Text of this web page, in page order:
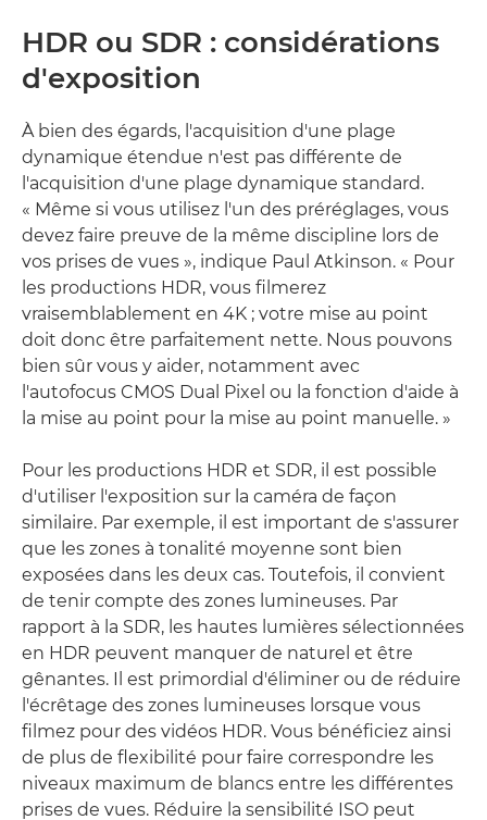
HDR ou SDR : considérations
d'exposition
À bien des égards, l'acquisition d'une plage
dynamique étendue n'est pas différente de
l'acquisition d'une plage dynamique standard.
« Même si vous utilisez l'un des préréglages, vous
devez faire preuve de la même discipline lors de
vos prises de vues », indique Paul Atkinson. « Pour
les productions HDR, vous filmerez
vraisemblablement en 4K ; votre mise au point
doit donc être parfaitement nette. Nous pouvons
bien sûr vous y aider, notamment avec
l'autofocus CMOS Dual Pixel ou la fonction d'aide à
la mise au point pour la mise au point manuelle. »
Pour les productions HDR et SDR, il est possible
d'utiliser l'exposition sur la caméra de façon
similaire. Par exemple, il est important de s'assurer
que les zones à tonalité moyenne sont bien
exposées dans les deux cas. Toutefois, il convient
de tenir compte des zones lumineuses. Par
rapport à la SDR, les hautes lumières sélectionnées
en HDR peuvent manquer de naturel et être
gênantes. Il est primordial d'éliminer ou de réduire
l'écrêtage des zones lumineuses lorsque vous
filmez pour des vidéos HDR. Vous bénéficiez ainsi
de plus de flexibilité pour faire correspondre les
niveaux maximum de blancs entre les différentes
prises de vues. Réduire la sensibilité ISO peut